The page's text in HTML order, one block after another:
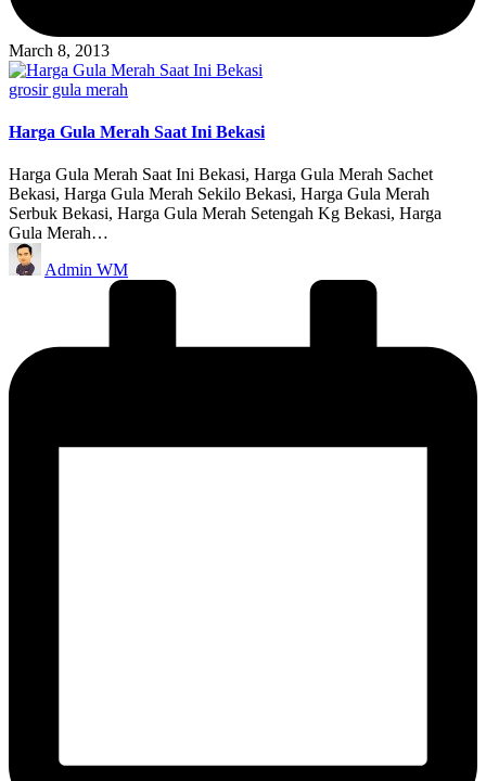
March 8, 2013
Posted
grosir gula merah
Harga Gula Merah Saat Ini Bekasi
Harga Gula Merah Saat Ini Bekasi, Harga Gula Merah Sachet
Bekasi, Harga Gula Merah Sekilo Bekasi, Harga Gula Merah
Serbuk Bekasi, Harga Gula Merah Setengah Kg Bekasi, Harga
Gula Merah…
Posted
by
Admin WM